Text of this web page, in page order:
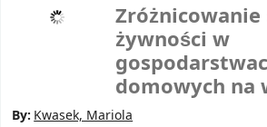
Zróżnicowanie
żywności w
domowych na
By: Kwasek, Mariola